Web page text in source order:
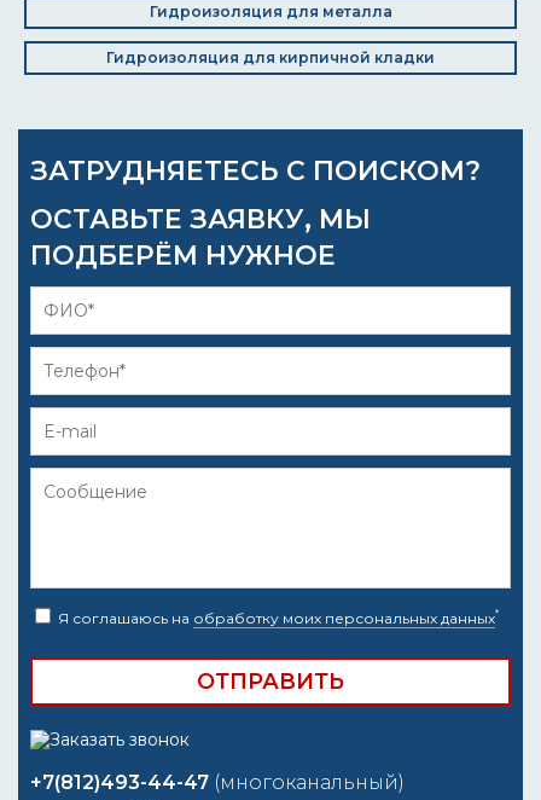
Гидроизоляция для металла
Гидроизоляция для кирпичной кладки
ЗАТРУДНЯЕТЕСЬ С ПОИСКОМ?
ОСТАВЬТЕ ЗАЯВКУ, МЫ
ПОДБЕРЁМ НУЖНОЕ
Я соглашаюсь на обработку моих персональных данных*
+7(812)493-44-47 (многоканальный)